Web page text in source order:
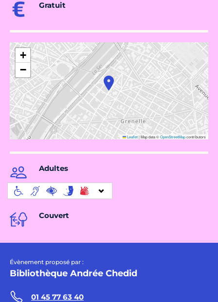
Gratuit
+
−
Leaflet|Map data ©OpenStreetMapcontributors
Adultes
Couvert
Évènement proposé par :
Bibliothèque Andrée Chedid
01 45 77 63 40